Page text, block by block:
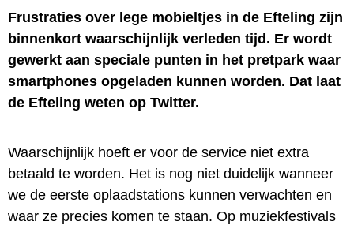
Frustraties over lege mobieltjes in de Efteling zijn
binnenkort waarschijnlijk verleden tijd. Er wordt
gewerkt aan speciale punten in het pretpark waar
smartphones opgeladen kunnen worden. Dat laat
de Efteling weten op Twitter.
Waarschijnlijk hoeft er voor de service niet extra
betaald te worden. Het is nog niet duidelijk wanneer
we de eerste oplaadstations kunnen verwachten en
waar ze precies komen te staan. Op muziekfestivals